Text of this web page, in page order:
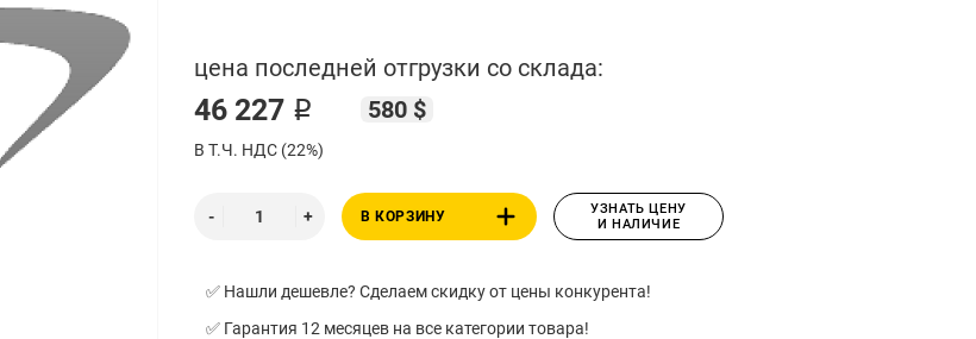
цена последней отгрузки со склада:
46 227 ₽ 580 $
В Т.Ч. НДС (22%)
В КОРЗИНУ
УЗНАТЬ ЦЕНУ
И НАЛИЧИЕ
✅ Нашли дешевле? Сделаем скидку от цены конкурента!
✅ Гарантия 12 месяцев на все категории товара!